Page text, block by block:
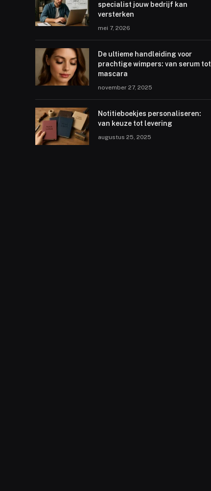
specialist jouw bedrijf kan
versterken
mei 7, 2026
De ultieme handleiding voor
prachtige wimpers: van serum tot
mascara
november 27, 2025
Notitieboekjes personaliseren:
van keuze tot levering
augustus 25, 2025